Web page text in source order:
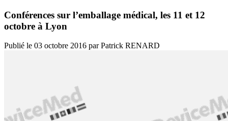
Conférences sur l’emballage médical, les 11 et 12
octobre à Lyon
Publié le 03 octobre 2016 parPatrick RENARD